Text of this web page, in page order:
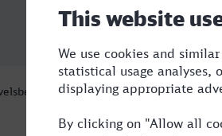
20.08.26
11:44
Heidelberg Hbf
09:48